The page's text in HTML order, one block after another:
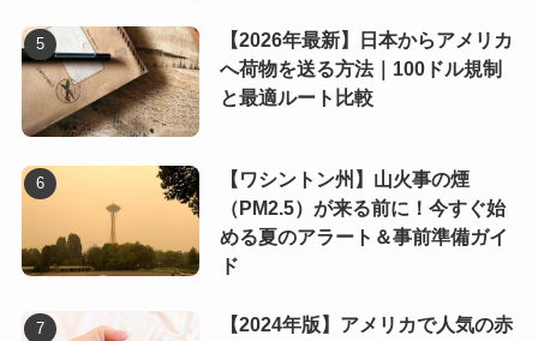
【2026年最新】日本からアメリカ
へ荷物を送る方法｜100ドル規制
と最適ルート比較
【ワシントン州】山火事の煙
（PM2.5）が来る前に！今すぐ始
める夏のアラート＆事前準備ガイ
ド
【2024年版】アメリカで人気の赤